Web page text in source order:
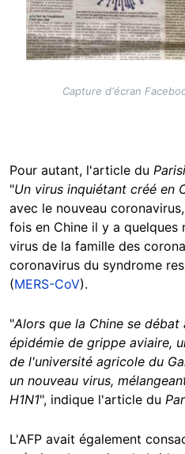
Capture d'écran
Pour autant, l'article du
"Un virus inquiétant créé en
avec le nouveau
fois en Chine il y a quelques
virus de la famille des
coronavirus du syndrome
(MERS-CoV).
"Alors que la Chine se débat
épidémie de grippe aviaire,
de l'université agricole du
un nouveau virus,
H1N1", indique l'article du
L'AFP avait également